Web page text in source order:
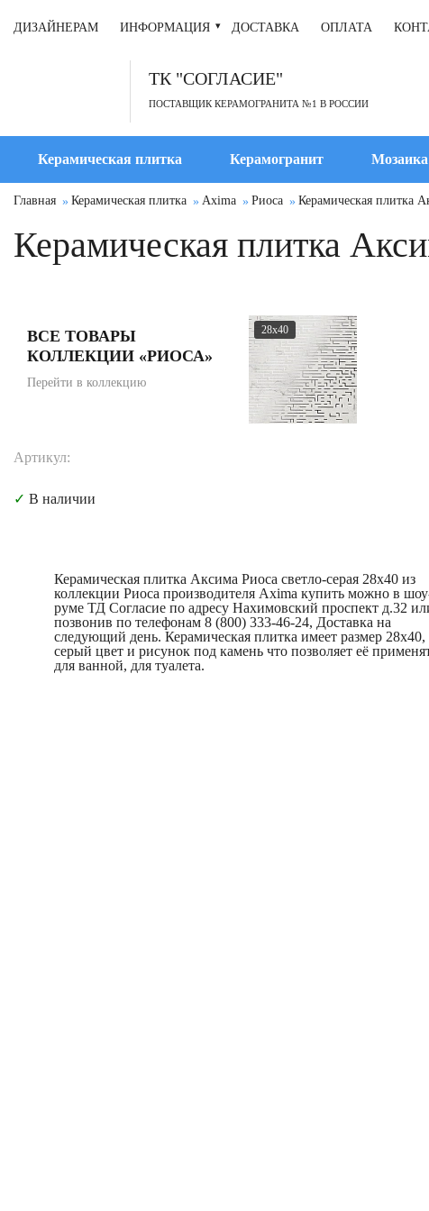
ДИЗАЙНЕРАМ ИНФОРМАЦИЯ ДОСТАВКА ОПЛАТА
ТК "СОГЛАСИЕ"
ПОСТАВЩИК КЕРАМОГРАНИТА №1 В РОССИИ
Керамическая плитка Керамогранит Мозаика
Главная Керамическая плитка Axima Риоса Керамическая плитка
Керамическая плитка
ВСЕ ТОВАРЫ
КОЛЛЕКЦИИ «РИОСА»
Перейти в коллекцию
28x40
Артикул:
✓ В наличии
Керамическая плитка Аксима Риоса светло-серая 28x40 из
коллекции Риоса производителя Axima купить можно в
руме ТД Согласие по адресу Нахимовский проспект д.32
позвонив по телефонам 8 (800) 333-46-24, Доставка на
следующий день. Керамическая плитка имеет размер 28x40,
серый цвет и рисунок под камень что позволяет её
для ванной, для туалета.